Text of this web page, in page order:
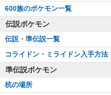
600族のポケモン一覧
伝説ポケモン
伝説・準伝説一覧
コライドン・ミライドン入手方法
準伝説ポケモン
杭の場所